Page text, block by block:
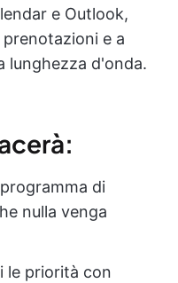
e Outlook,
e a
lunghezza d'onda.
di
nulla venga
le priorità con